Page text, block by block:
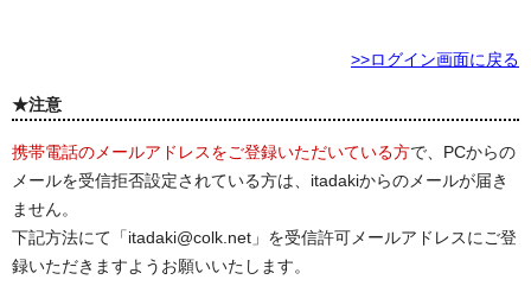
>>ログイン画面に戻る
★注意
携帯電話のメールアドレスをご登録いただいている方で、PCからの
メールを受信拒否設定されている方は、itadakiからのメールが届き
ません。
下記方法にて「itadaki@colk.net」を受信許可メールアドレスにご登
録いただきますようお願いいたします。